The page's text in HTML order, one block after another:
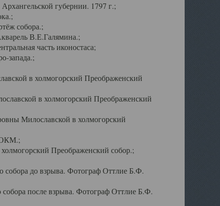
губернии. 1797 г.;
собора.;
В.Е.Галямина.;
часть иконостаса;
запада.;
в холмогорский Преображенский
в холмогорский Преображенский
Милославской в холмогорский
Преображенский собор.;
до взрыва. Фотограф Оттлие Б.Ф.
после взрыва. Фотограф Оттлие Б.Ф.